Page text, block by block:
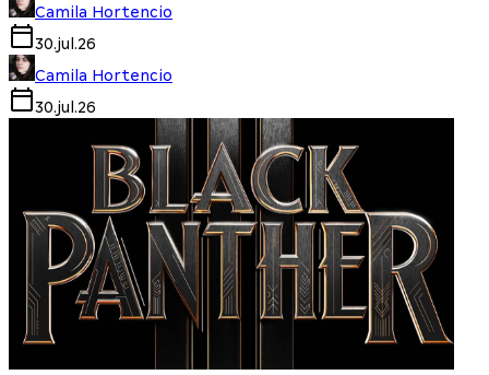
Camila Hortencio
30.jul.26
Camila Hortencio
30.jul.26